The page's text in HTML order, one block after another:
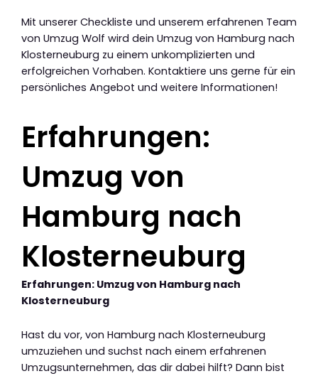
Mit unserer Checkliste und unserem erfahrenen Team
von Umzug Wolf wird dein Umzug von Hamburg nach
Klosterneuburg zu einem unkomplizierten und
erfolgreichen Vorhaben. Kontaktiere uns gerne für ein
persönliches Angebot und weitere Informationen!
Erfahrungen:
Umzug von
Hamburg nach
Klosterneuburg
Erfahrungen: Umzug von Hamburg nach
Klosterneuburg
Hast du vor, von Hamburg nach Klosterneuburg
umzuziehen und suchst nach einem erfahrenen
Umzugsunternehmen, das dir dabei hilft? Dann bist